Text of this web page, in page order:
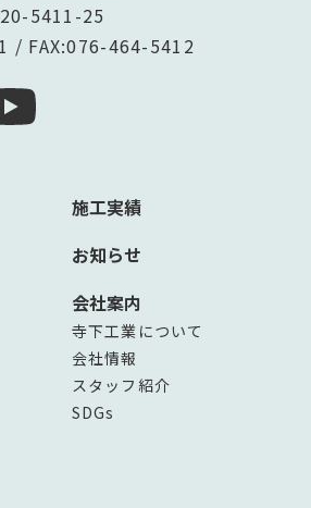
5411-25
/ FAX:076-464-5412
施工実績
お知らせ
会社案内
寺下工業について
会社情報
スタッフ紹介
SDGs